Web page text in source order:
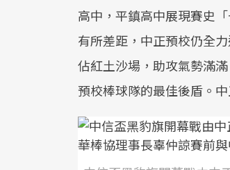
高中，平鎮高中展現賽史
有所差距，中正預校仍全
佔紅土沙場，助攻氣勢滿
預校棒球隊的最佳後盾。